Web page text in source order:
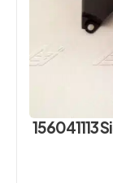
156041113